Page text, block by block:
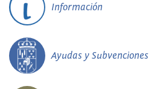
Información
Ayudas y Subvenciones